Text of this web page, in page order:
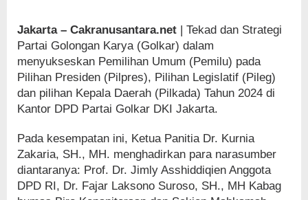
Jakarta – Cakranusantara.net | Tekad dan Strategi
Partai Golongan Karya (Golkar) dalam
menyukseskan Pemilihan Umum (Pemilu) pada
Pilihan Presiden (Pilpres), Pilihan Legislatif (Pileg)
dan pilihan Kepala Daerah (Pilkada) Tahun 2024 di
Kantor DPD Partai Golkar DKI Jakarta.
Pada kesempatan ini, Ketua Panitia Dr. Kurnia
Zakaria, SH., MH. menghadirkan para narasumber
diantaranya: Prof. Dr. Jimly Asshiddiqien Anggota
DPD RI, Dr. Fajar Laksono Suroso, SH., MH Kabag